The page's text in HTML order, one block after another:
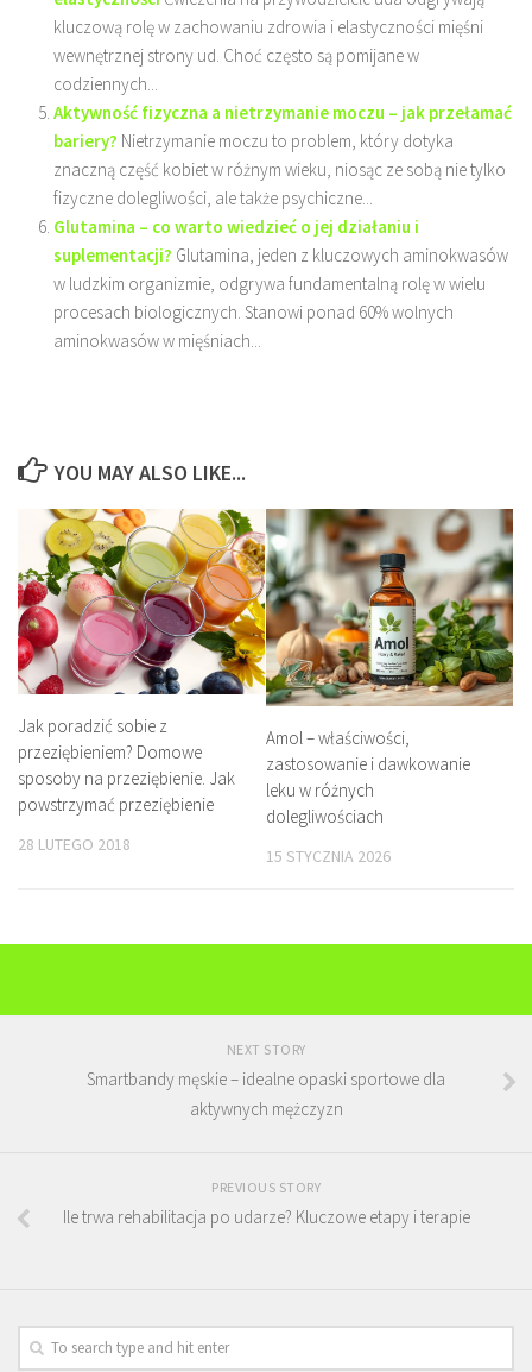
kluczową rolę w zachowaniu zdrowia i elastyczności mięśni
wewnętrznej strony ud. Choć często są pomijane w
codziennych...
Aktywność fizyczna a nietrzymanie moczu – jak przełamać
bariery? Nietrzymanie moczu to problem, który dotyka
znaczną część kobiet w różnym wieku, niosąc ze sobą nie tylko
fizyczne dolegliwości, ale także psychiczne...
Glutamina – co warto wiedzieć o jej działaniu i
suplementacji? Glutamina, jeden z kluczowych aminokwasów
w ludzkim organizmie, odgrywa fundamentalną rolę w wielu
procesach biologicznych. Stanowi ponad 60% wolnych
aminokwasów w mięśniach...
YOU MAY ALSO LIKE...
Jak poradzić sobie z
przeziębieniem? Domowe
sposoby na przeziębienie. Jak
powstrzymać przeziębienie
28 LUTEGO 2018
Amol – właściwości,
zastosowanie i dawkowanie
leku w różnych
dolegliwościach
15 STYCZNIA 2026
NEXT STORY
Smartbandy męskie – idealne opaski sportowe dla
aktywnych mężczyzn
PREVIOUS STORY
Ile trwa rehabilitacja po udarze? Kluczowe etapy i terapie